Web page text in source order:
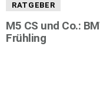
RATGEBER
M5 CS und Co.:
Frühling